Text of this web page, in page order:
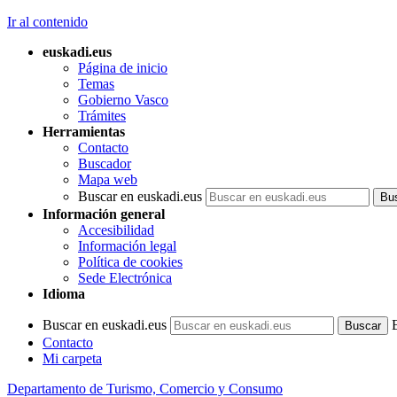
Ir al contenido
euskadi.eus
Página de inicio
Temas
Gobierno Vasco
Trámites
Herramientas
Contacto
Buscador
Mapa web
Buscar en euskadi.eus
Información general
Accesibilidad
Información legal
Política de cookies
Sede Electrónica
Idioma
Buscar en euskadi.eus
Contacto
Mi carpeta
Departamento de Turismo, Comercio y Consumo